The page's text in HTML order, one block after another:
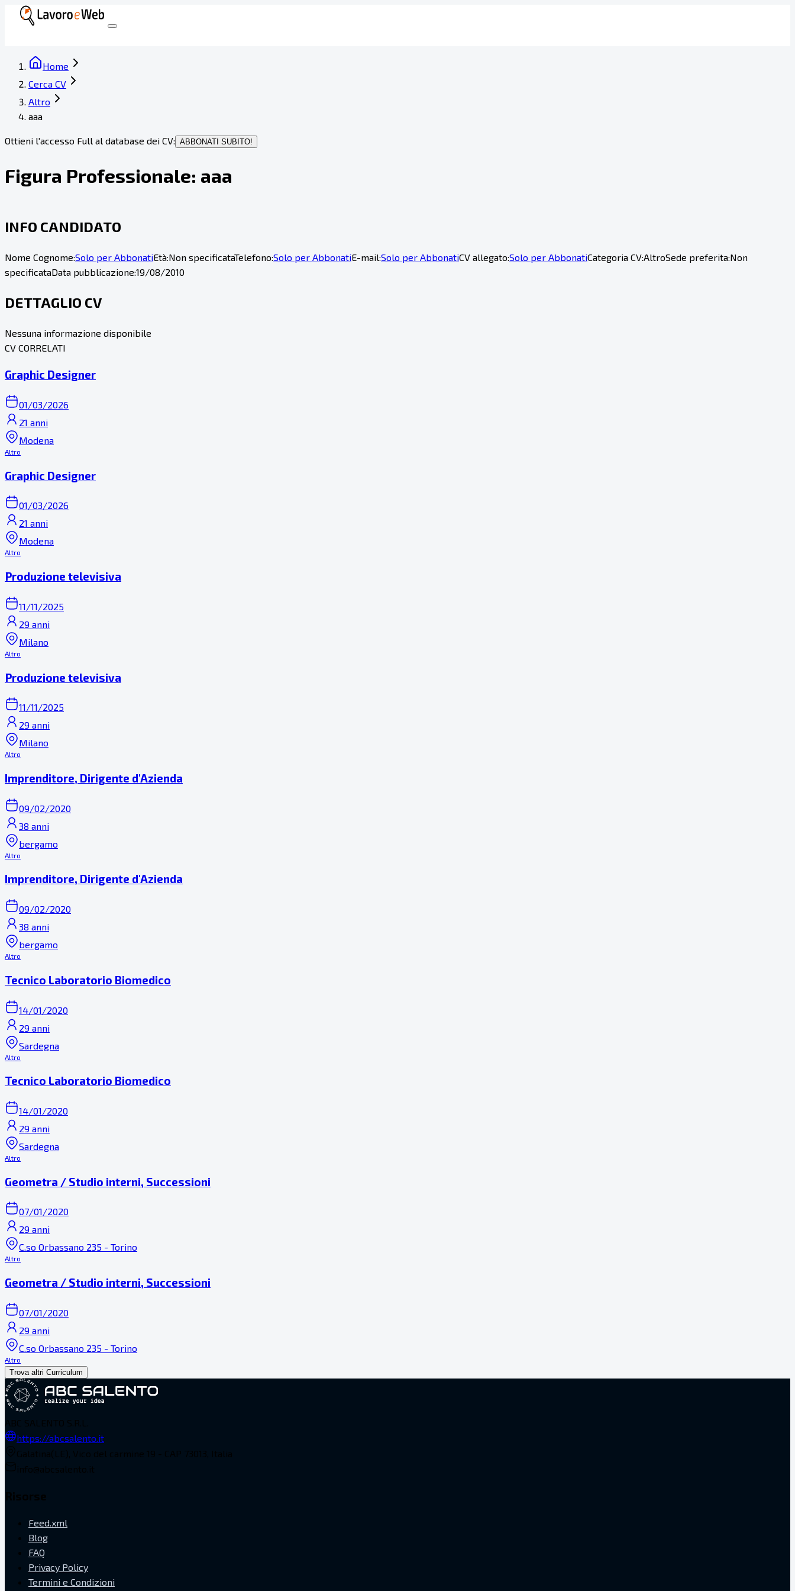
Home
Cerca CV
Altro
aaa
Ottieni l'accesso Full al database dei CV: ABBONATI SUBITO!
Figura Professionale: aaa
INFO CANDIDATO
Nome Cognome:Solo per AbbonatiEtà:Non specificataTelefono:Solo per AbbonatiE-mail:Solo per AbbonatiCV allegato:Solo per AbbonatiCategoria CV:AltroSede preferita:Non
specificataData pubblicazione:19/08/2010
DETTAGLIO CV
Nessuna informazione disponibile
CV CORRELATI
Graphic Designer
01/03/2026
21 anni
Modena
Altro
Graphic Designer
01/03/2026
21 anni
Modena
Altro
Produzione televisiva
11/11/2025
29 anni
Milano
Altro
Produzione televisiva
11/11/2025
29 anni
Milano
Altro
Imprenditore, Dirigente d'Azienda
09/02/2020
38 anni
bergamo
Altro
Imprenditore, Dirigente d'Azienda
09/02/2020
38 anni
bergamo
Altro
Tecnico Laboratorio Biomedico
14/01/2020
29 anni
Sardegna
Altro
Tecnico Laboratorio Biomedico
14/01/2020
29 anni
Sardegna
Altro
Geometra / Studio interni, Successioni
07/01/2020
29 anni
C.so Orbassano 235 - Torino
Altro
Geometra / Studio interni, Successioni
07/01/2020
29 anni
C.so Orbassano 235 - Torino
Altro
Trova altri Curriculum
https://abcsalento.it
Feed.xml
Blog
FAQ
Privacy Policy
Termini e Condizioni